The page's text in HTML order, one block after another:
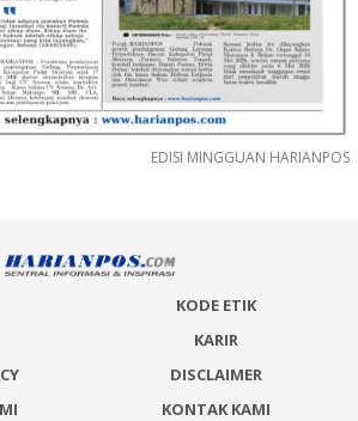
EDISI MINGGUAN HARIANPOS
KODE ETIK
KARIR
DISCLAIMER
KONTAK KAMI